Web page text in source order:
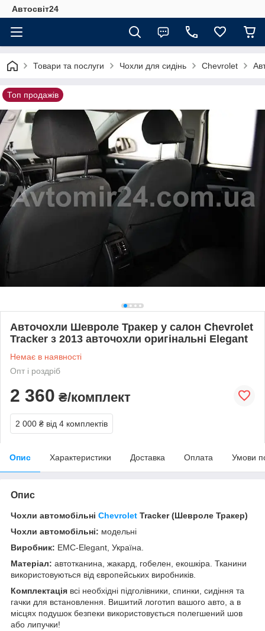
Автосвіт24
Товари та послуги Чохли для сидінь Chevrolet
Топ продажів
Авточохли Шевроле Тракер у салон Chevrolet
Tracker з 2013 авточохли оригінальні Elegant
Немає в наявності
Опт і роздріб
2 360 ₴/комплект
2 000 ₴ від 4 комплектів
Опис Характеристики Доставка Оплата Умови
Опис
Чохли автомобільні Chevrolet Tracker (Шевроле Тракер)
Чохли автомобільні: модельні
Виробник: EMC-Elegant, Україна.
Матеріал: автотканина, жакард, гобелен, екошкіра. Тканини
використовуються від європейських виробників.
Комплектація всі необхідні підголівники, спинки, сидіння та
гачки для встановлення. Вишитий логотип вашого авто, а в
місцях подушок безпеки використовується полегшений шов
або липучки!